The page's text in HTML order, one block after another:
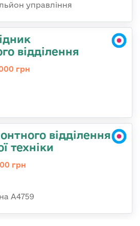
управління
відділення
грн
відділення
техніки
грн
А4759